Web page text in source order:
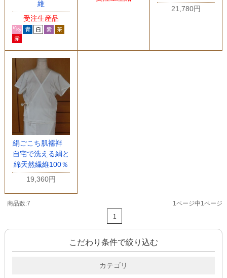
維
受注生産品
21,780円
絹ごこち肌襦袢
自宅で洗える絹と
綿天然繊維100％
19,360円
商品数:7
1ページ中1ページ
1
こだわり条件で絞り込む
カテゴリ